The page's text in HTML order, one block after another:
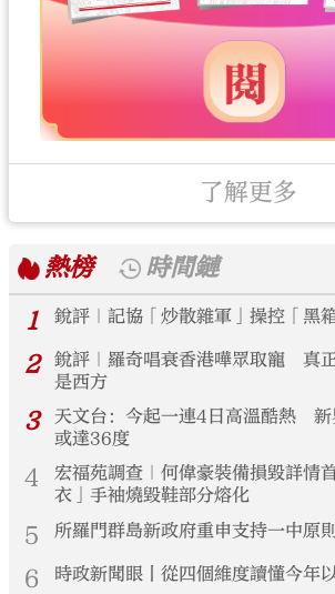
了解更多
熱榜
時間鏈
1
銳評｜記協「炒散雜軍」操控「黑箱
2
銳評｜羅奇唱衰香港嘩眾取寵 真
是西方
3
天文台：今起一連4日高溫酷熱 新
或達36度
4
宏福苑調查｜何偉豪裝備損毀詳
衣」手袖燒毀鞋部分熔化
5 所羅門群島新政府重申支持一中
6 時政新聞眼丨從四個維度讀懂今年